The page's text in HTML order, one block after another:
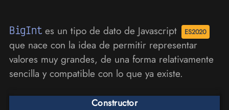
BigInt es un tipo de dato de Javascript
que nace con la idea de permitir representar
valores muy grandes, de una forma relativamente
sencilla y compatible con lo que ya existe.
Constructor